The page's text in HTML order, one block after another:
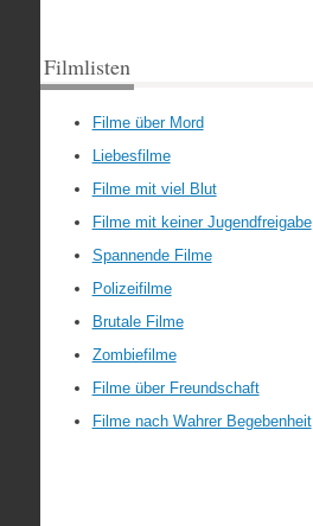
Filmlisten
Filme über Mord
Liebesfilme
Filme mit viel Blut
Filme mit keiner Jugendfreigabe
Spannende Filme
Polizeifilme
Brutale Filme
Zombiefilme
Filme über Freundschaft
Filme nach Wahrer Begebenheit